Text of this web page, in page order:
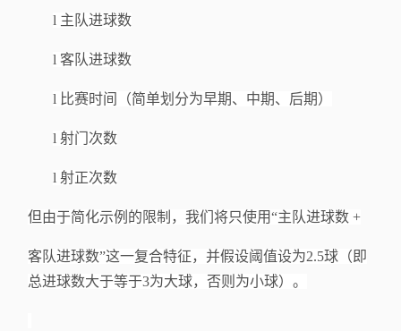
l 主队进球数
l 客队进球数
l 比赛时间（简单划分为早期、中期、后期）
l 射门次数
l 射正次数
但由于简化示例的限制，我们将只使用“主队进球数 +
客队进球数”这一复合特征，并假设阈值设为2.5球（即
总进球数大于等于3为大球，否则为小球）。